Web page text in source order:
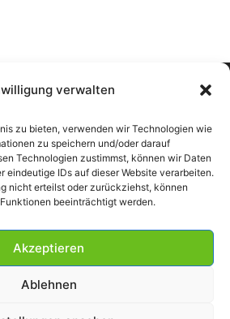
verwalten
zu bieten, verwenden wir Technologien wie
zu speichern und/oder darauf
Technologien zustimmst, können wir Daten
eindeutige IDs auf dieser Website verarbeiten.
nicht erteilst oder zurückziehst, können
beeinträchtigt werden.
Akzeptieren
Ablehnen